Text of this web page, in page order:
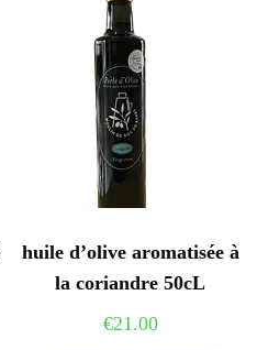
huile d’olive aromatisée à
la coriandre 50cL
€21.00